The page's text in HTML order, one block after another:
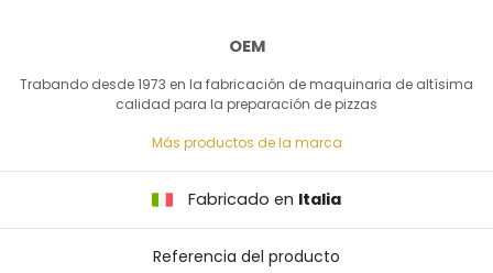
OEM
Trabando desde 1973 en la fabricación de maquinaria de altísima
calidad para la preparación de pizzas
Más productos de la marca
Fabricado en Italia
Referencia del producto